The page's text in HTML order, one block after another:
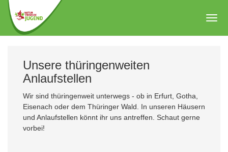
Zum
Hauptinhalt
springen
Unsere thüringenweiten
Anlaufstellen
Wir sind thüringenweit unterwegs - ob in Erfurt, Gotha,
Eisenach oder dem Thüringer Wald. In unseren Häusern
und Anlaufstellen könnt ihr uns antreffen. Schaut gerne
vorbei!